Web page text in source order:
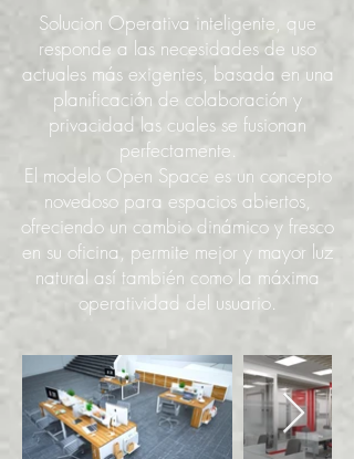
Solucion Operativa inteligente, que
responde a las necesidades de uso
actuales más exigentes, basada en una
planificación de colaboración y
privacidad las cuales se fusionan
perfectamente.
El modelo Open Space es un concepto
novedoso para espacios abiertos,
ofreciendo un cambio dinámico y fresco
en su oficina, permite mejor y mayor luz
natural así también como la máxima
operatividad del usuario.